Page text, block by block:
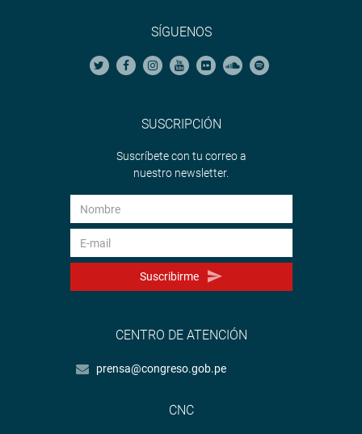
SÍGUENOS
SUSCRIPCIÓN
Suscríbete con tu correo a
nuestro newsletter.
Suscribirme
CENTRO DE ATENCIÓN
prensa@congreso.gob.pe
CNC